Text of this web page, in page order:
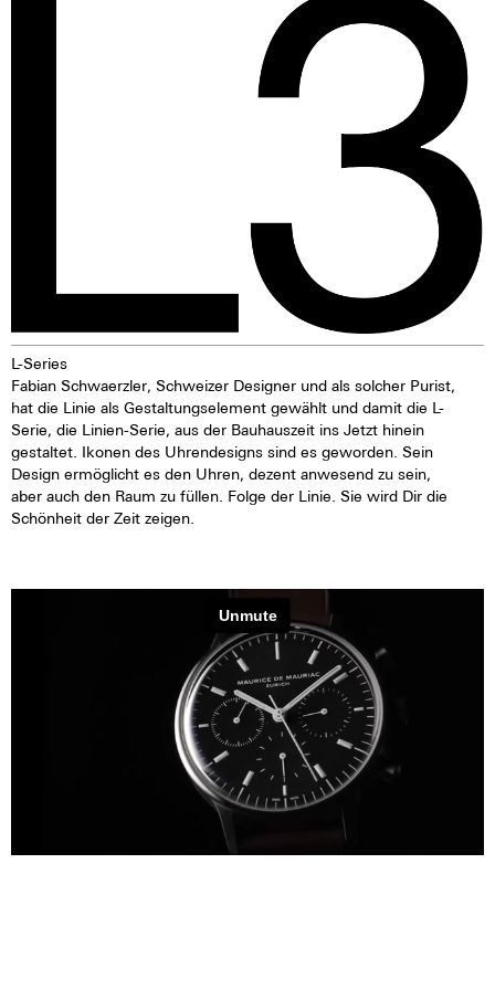
Cherry Blossom ihr aktuelles
Ruhm und Ehre liegt die Nacht»
(Kiwi Verlag) bei.
L-Series
Fabian Schwaerzler, Schweizer Designer und als solcher Purist,
hat die Linie als Gestaltungselement gewählt und damit die L-
Serie, die Linien-Serie, aus der Bauhauszeit ins Jetzt hinein
gestaltet. Ikonen des Uhrendesigns sind es geworden. Sein
Design ermöglicht es den Uhren, dezent anwesend zu sein,
aber auch den Raum zu füllen. Folge der Linie. Sie wird Dir die
Schönheit der Zeit zeigen.